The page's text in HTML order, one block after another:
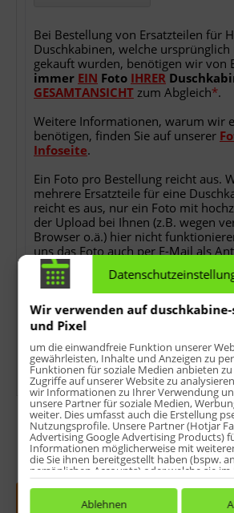
Bei Bestellung von Ersatzteilen für
Duschkabinen, welche
gekauft wurden, benötigen wir von
immer EIN Foto IHRER
GESAMTANSICHT zum Abgleich*.
Weitere Informationen, warum wir
benötigen, finden Sie auf unserer
Infoseite.
Ein Foto pro Bestellung reicht aus.
mehrere Ersatzteile für eine
reicht es aus, nur ein Foto mit
der Upload bei Ihnen (z.B. wegen
Browser o.ä.) hier nicht
uns das Foto auch per E-Mail als
Bestellbestätigung nach der
Ohne das Foto können wir Ihren
bearbeiten!
*keine Detailfotos, keine Rechnungs-
sonstwas.
Menge:
In den
Wir verwenden auf duschkabine-
und Pixel
um die einwandfreie Funktion unserer
gewährleisten, Inhalte und Anzeigen zu
Funktionen für soziale Medien anbieten
Zugriffe auf unserer Website zu
wir Informationen zu Ihrer Verwendung
unsere Partner für soziale Medien,
weiter. Dies umfasst auch die Erstellung
Nutzungsprofile. Unsere Partner (Hotjar
Advertising Google Advertising Products)
Informationen möglicherweise mit
die Sie ihnen bereitgestellt haben (bspw.
persönlichen Accounts) oder welche sie
Nutzung der Dienste gesammelt haben
anderer Geräte). Ihre Einwilligung zur
und Pixeln können Sie jederzeit
Ablehnen